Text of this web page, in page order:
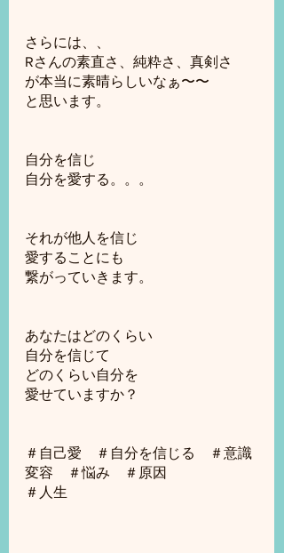
さらには、、
Rさんの素直さ、純粋さ、真剣さ
が本当に素晴らしいなぁ〜〜
と思います。
自分を信じ
自分を愛する。。。
それが他人を信じ
愛することにも
繋がっていきます。
あなたはどのくらい
自分を信じて
どのくらい自分を
愛せていますか？
＃自己愛　＃自分を信じる　＃意識
変容　＃悩み　＃原因
＃人生